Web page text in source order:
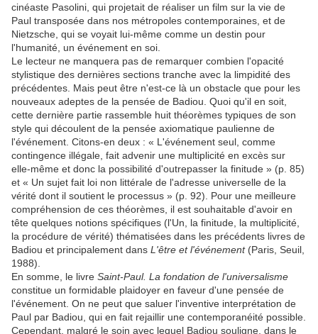
cinéaste Pasolini, qui projetait de réaliser un film sur la vie de
Paul transposée dans nos métropoles contemporaines, et de
Nietzsche, qui se voyait lui-même comme un destin pour
l'humanité, un événement en soi.
Le lecteur ne manquera pas de remarquer combien l'opacité
stylistique des dernières sections tranche avec la limpidité des
précédentes. Mais peut être n'est-ce là un obstacle que pour les
nouveaux adeptes de la pensée de Badiou. Quoi qu'il en soit,
cette dernière partie rassemble huit théorèmes typiques de son
style qui découlent de la pensée axiomatique paulienne de
l'événement. Citons-en deux : « L'événement seul, comme
contingence illégale, fait advenir une multiplicité en excès sur
elle-même et donc la possibilité d'outrepasser la finitude » (p. 85)
et « Un sujet fait loi non littérale de l'adresse universelle de la
vérité dont il soutient le processus » (p. 92). Pour une meilleure
compréhension de ces théorèmes, il est souhaitable d'avoir en
tête quelques notions spécifiques (l'Un, la finitude, la multiplicité,
la procédure de vérité) thématisées dans les précédents livres de
Badiou et principalement dans L'être et l'événement(Paris, Seuil,
1988).
En somme, le livre Saint-Paul. La fondation de l'universalisme
constitue un formidable plaidoyer en faveur d'une pensée de
l'événement. On ne peut que saluer l'inventive interprétation de
Paul par Badiou, qui en fait rejaillir une contemporanéité possible.
Cependant, malgré le soin avec lequel Badiou souligne, dans le